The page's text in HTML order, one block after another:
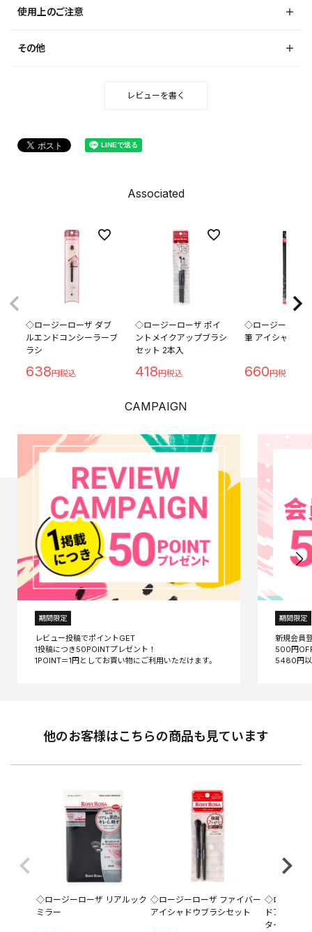
使用上のご注意
その他
レビューを書く
Associated
◇ロージーローザ ダブ
ルエンドコンシーラーブ
ラシ
638
◇ロージーローザ ポイ
ントメイクアップブラシ
セット 2本入
418
◇ロージーロー
筆 アイシャドウ
660
CAMPAIGN
期間限定
レビュー投稿でポイントGET
1投稿につき50POINTプレゼント！
期間限定
新規会員
500円
他のお客様はこちらの商品も見ています
◇ロージーローザ リアルック
ミラー
◇ロージーローザ ファイバー
アイシャドウブラシセット
◇ロージー
ドアイブロ
タイプ